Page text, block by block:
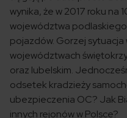
wynika, że w 2017 roku na
województwa
pojazdów. Gorzej
województwach
oraz lubelskim.
odsetek kradzieży
ubezpieczenia OC? Jak
innych rejonów w Polsce?